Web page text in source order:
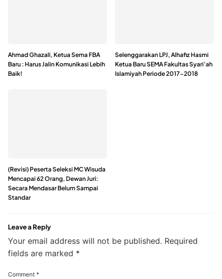
Ahmad Ghazali, Ketua Sema FBA
Baru : Harus Jalin Komunikasi Lebih
Baik!
Selenggarakan LPJ, Alhafiz Hasmi
Ketua Baru SEMA Fakultas Syari’ah
Islamiyah Periode 2017-2018
(Revisi) Peserta Seleksi MC Wisuda
Mencapai 62 Orang, Dewan Juri:
Secara Mendasar Belum Sampai
Standar
Leave a Reply
Your email address will not be published. Required
fields are marked *
Comment *